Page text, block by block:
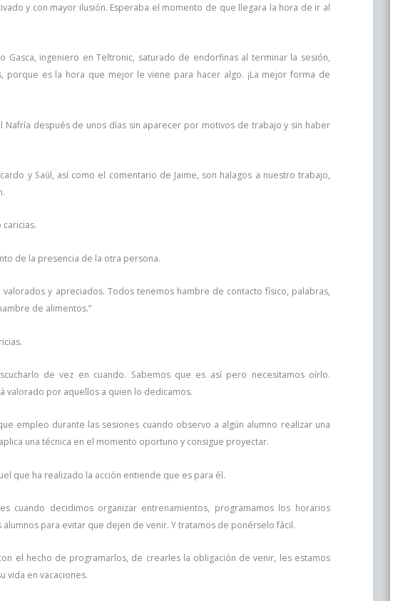
y con mayor ilusión. Esperaba el momento de que llegara la hora de ir al
Gasca, ingeniero en Teltronic, saturado de endorfinas al terminar la sesión,
porque es la hora que mejor le viene para hacer algo. ¡La mejor forma de
Nafría después de unos días sin aparecer por motivos de trabajo y sin haber
y Saúl, así como el comentario de Jaime, son halagos a nuestro trabajo,
de la presencia de la otra persona.
y apreciados. Todos tenemos hambre de contacto físico, palabras,
de alimentos.”
de vez en cuando. Sabemos que es así pero necesitamos oírlo.
valorado por aquellos a quien lo dedicamos.
empleo durante las sesiones cuando observo a algún alumno realizar una
una técnica en el momento oportuno y consigue proyectar.
que ha realizado la acción entiende que es para él.
cuando decidimos organizar entrenamientos, programamos los horarios
para evitar que dejen de venir. Y tratamos de ponérselo fácil.
el hecho de programarlos, de crearles la obligación de venir, les estamos
vida en vacaciones.